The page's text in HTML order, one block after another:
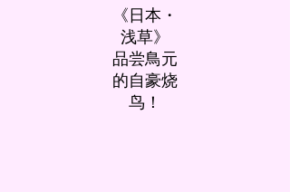
《日本・
浅草》
品尝鳥元
的自豪烧
鸟！